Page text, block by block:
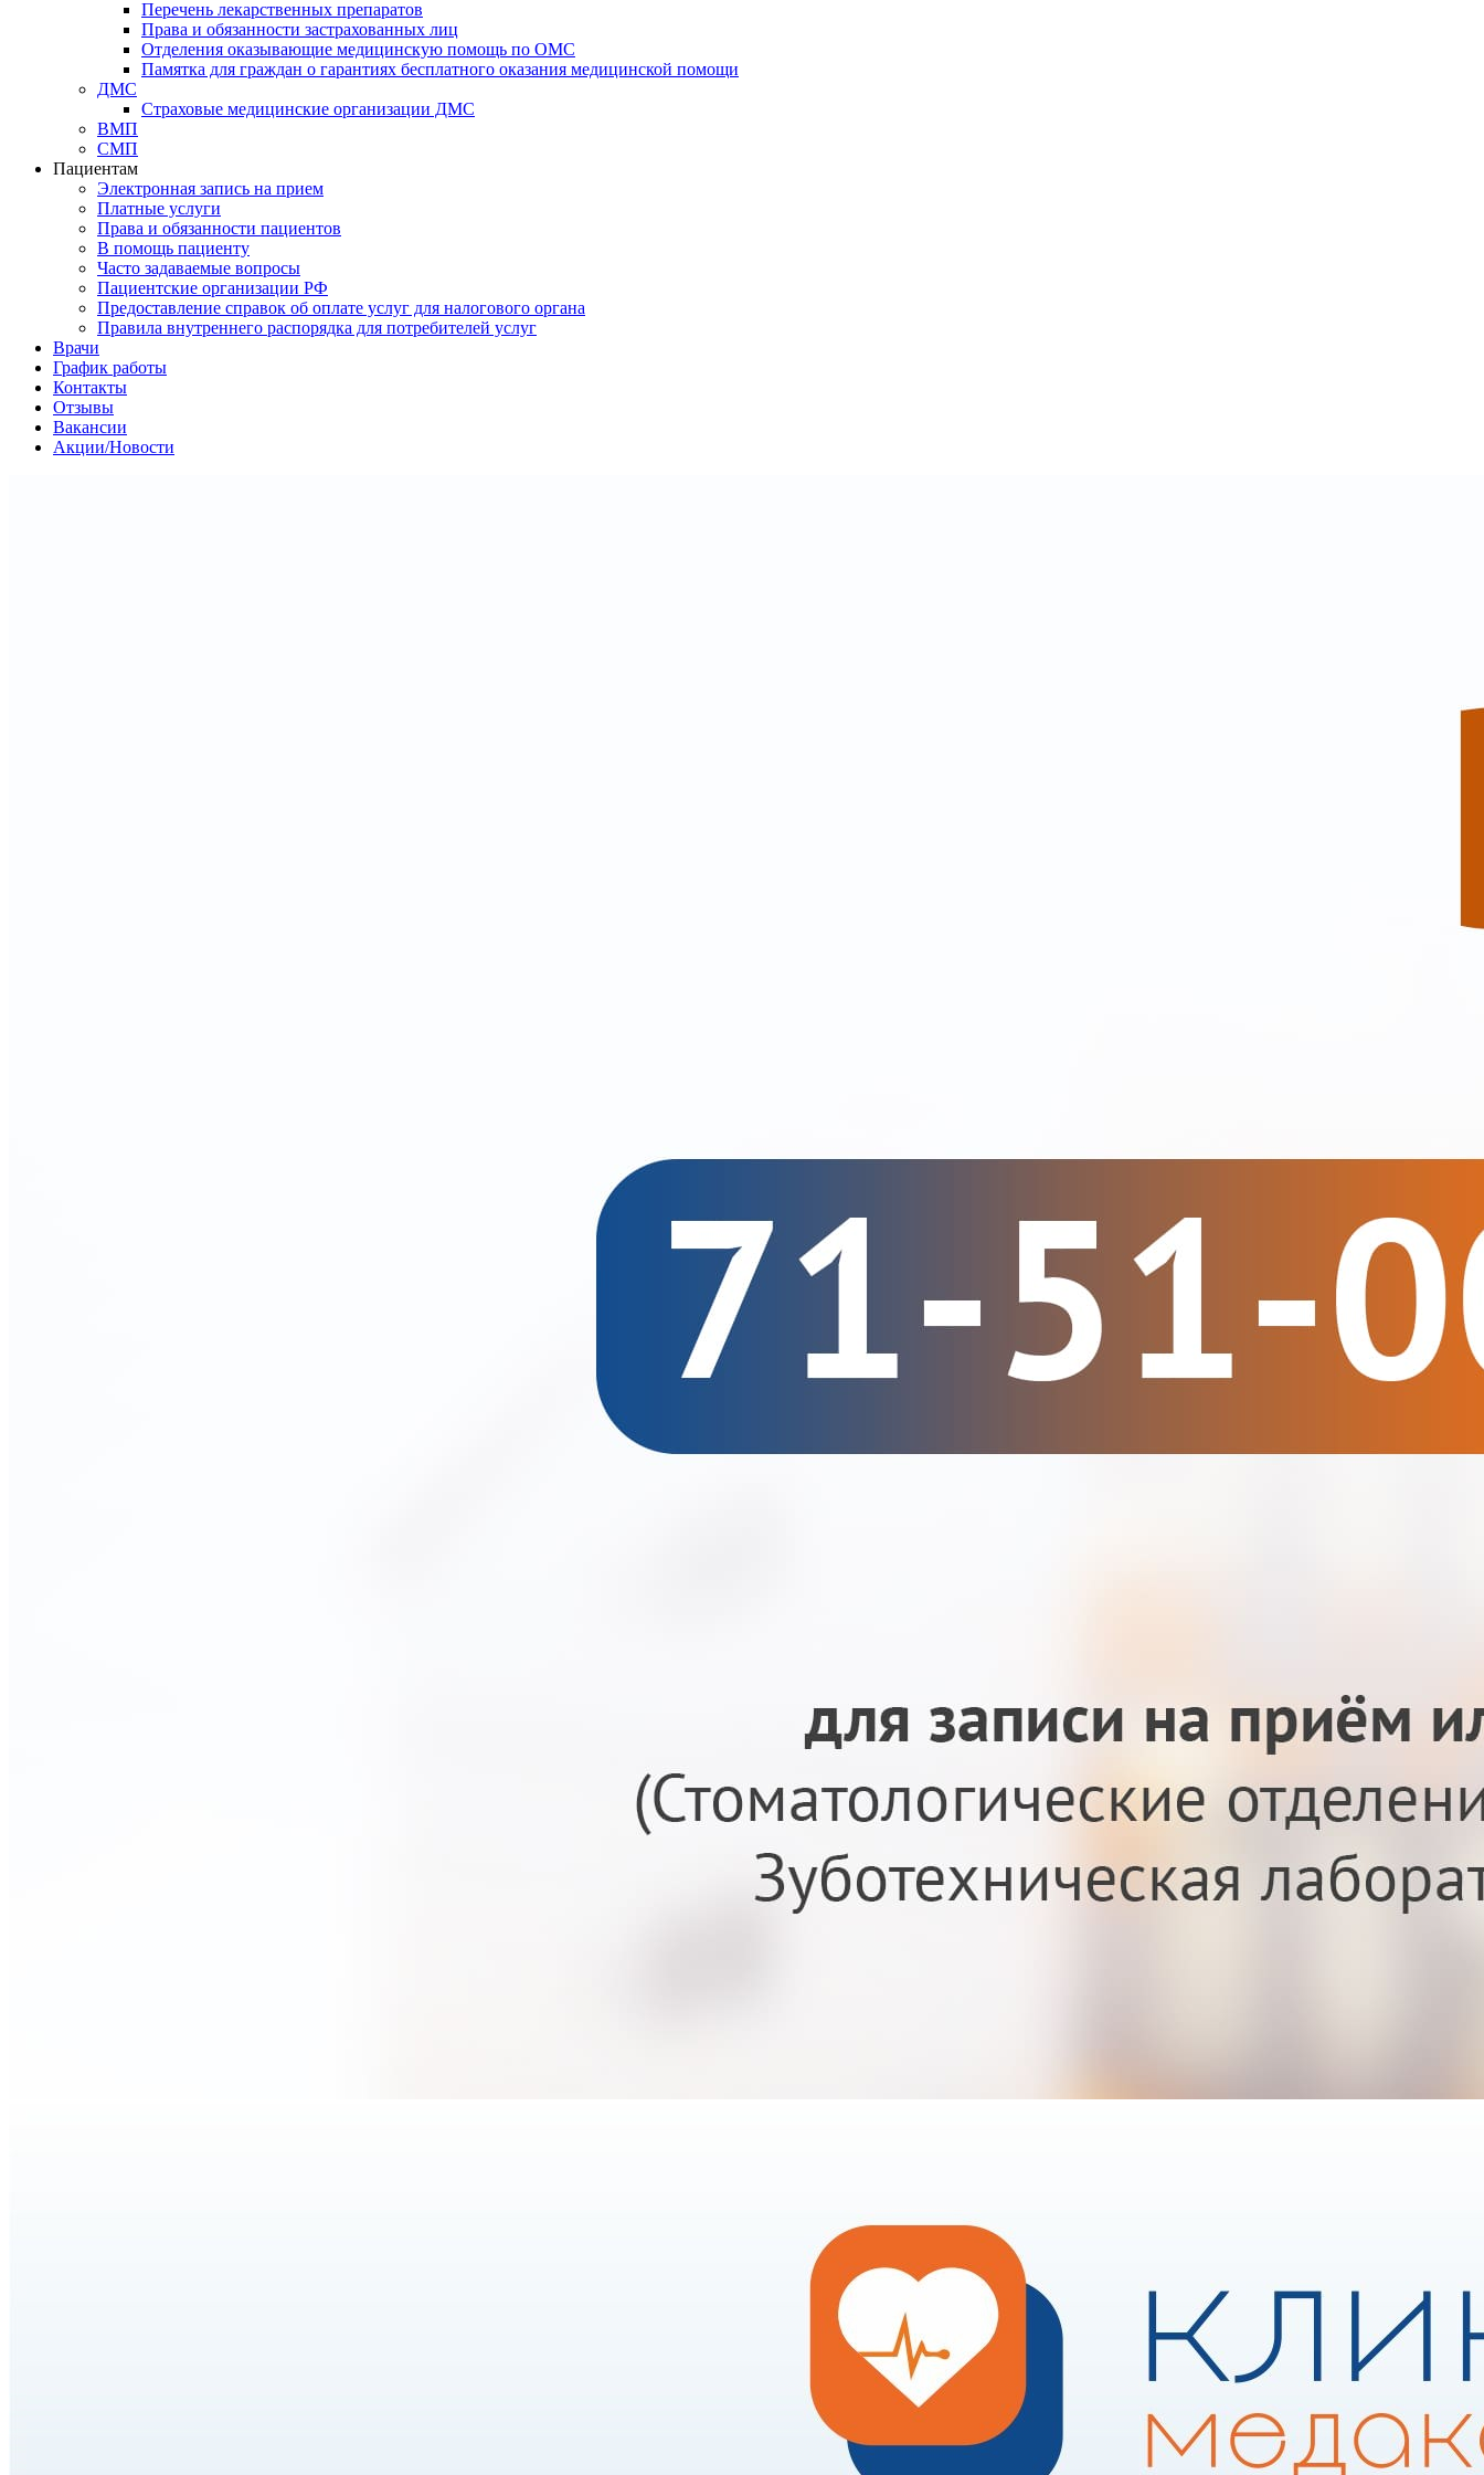
Перечень лекарственных препаратов
Права и обязанности застрахованных лиц
Отделения оказывающие медицинскую помощь по ОМС
Памятка для граждан о гарантиях бесплатного оказания медицинской помощи
ДМС
Страховые медицинские организации ДМС
ВМП
СМП
Пациентам
Электронная запись на прием
Платные услуги
Права и обязанности пациентов
В помощь пациенту
Часто задаваемые вопросы
Пациентские организации РФ
Предоставление справок об оплате услуг для налогового органа
Правила внутреннего распорядка для потребителей услуг
Врачи
График работы
Контакты
Отзывы
Вакансии
Акции/Новости